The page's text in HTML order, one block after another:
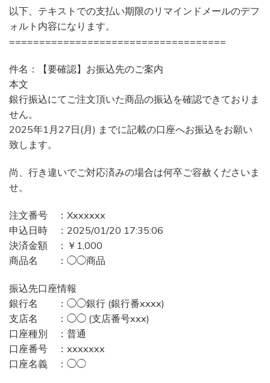
以下、テキストでの支払い期限のリマインドメールのデフ
ォルト内容になります。
====================================
件名：【要確認】お振込先のご案内
本文
銀行振込にてご注文頂いた商品の振込を確認できておりま
せん。
2025年1月27日(月) までに記載の口座へお振込をお願い
致します。
尚、行き違いでご対応済みの場合は何卒ご容赦くださいま
せ。
注文番号 ：Xxxxxxx
申込日時 ：2025/01/20 17:35:06
決済金額 ：￥1,000
商品名 ：◯◯商品
振込先口座情報
銀行名 ：◯◯銀行 (銀行番xxxx)
支店名 ：◯◯ (支店番号xxx)
口座種別 ：普通
口座番号 ：xxxxxxx
口座名義 ：◯◯